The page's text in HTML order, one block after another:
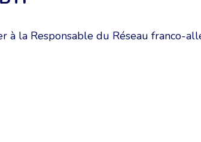
à la Responsable du Réseau franco-